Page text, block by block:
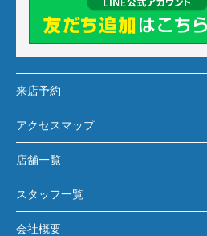
来店予約
アクセスマップ
店舗一覧
スタッフ一覧
会社概要